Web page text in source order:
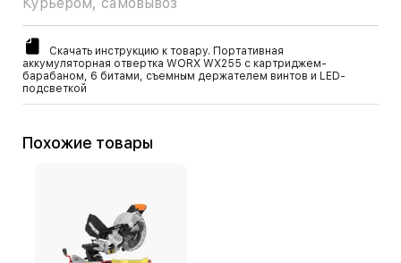
Скачать инструкцию к товару. Портативная
аккумуляторная отвертка WORX WX255 с картриджем-
барабаном, 6 битами, съемным держателем винтов и LED-
подсветкой
Похожие товары